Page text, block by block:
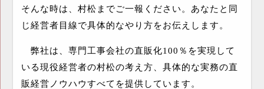
そんな時は、村松までご一報ください。あなたと同
じ経営者目線で具体的なやり方をお伝えします。
弊社は、専門工事会社の直販化100 ％を実現して
いる現役経営者の村松の考え方、具体的な実務の直
販経営ノウハウすべてを提供しています。